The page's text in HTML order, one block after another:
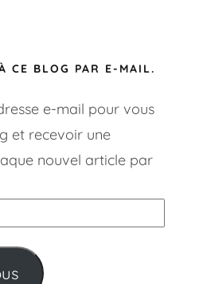
CE BLOG PAR E-MAIL.
e-mail pour vous
et recevoir une
nouvel article par